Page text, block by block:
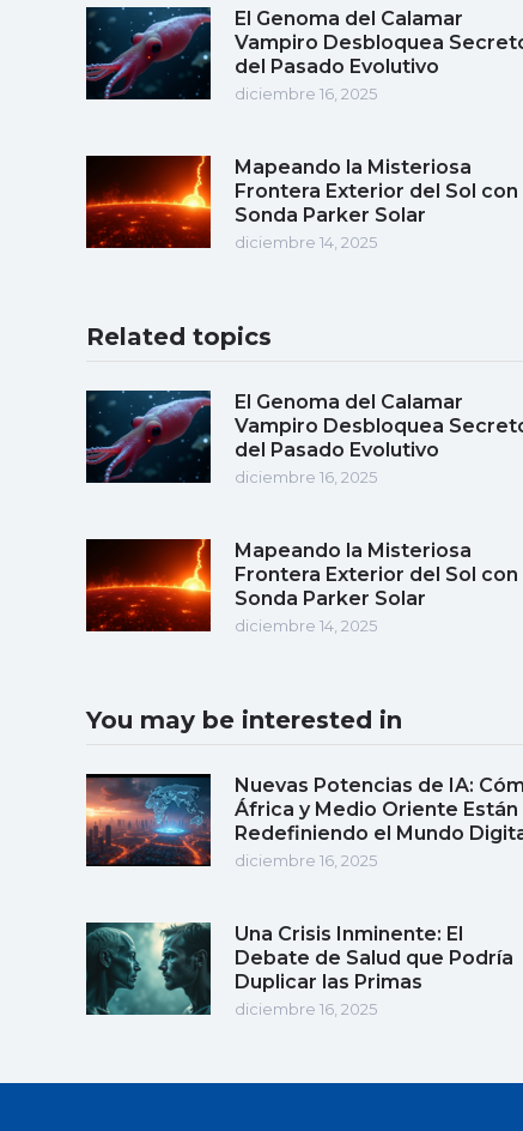
El Genoma del Calamar
Vampiro Desbloquea
del Pasado Evolutivo
diciembre 16, 2025
Mapeando la Misteriosa
Frontera Exterior del Sol con
Sonda Parker Solar
diciembre 14, 2025
Related topics
El Genoma del Calamar
Vampiro Desbloquea
del Pasado Evolutivo
diciembre 16, 2025
Mapeando la Misteriosa
Frontera Exterior del Sol con
Sonda Parker Solar
diciembre 14, 2025
You may be interested in
Nuevas Potencias de IA:
África y Medio Oriente Están
Redefiniendo el Mundo
diciembre 16, 2025
Una Crisis Inminente: El
Debate de Salud que Podría
Duplicar las Primas
diciembre 16, 2025